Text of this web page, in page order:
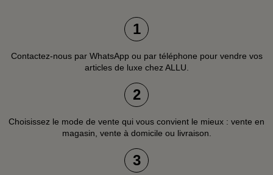
1
Contactez-nous par WhatsApp ou par téléphone pour vendre vos
articles de luxe chez ALLU.
2
Choisissez le mode de vente qui vous convient le mieux : vente en
magasin, vente à domicile ou livraison.
3